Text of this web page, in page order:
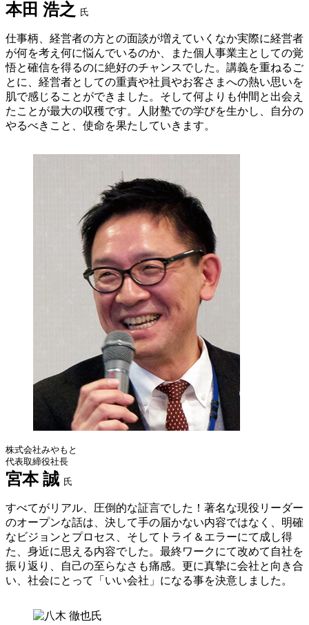
本田 浩之 氏
仕事柄、経営者の方との面談が増えていくなか実際に経営者
が何を考え何に悩んでいるのか、また個人事業主としての覚
悟と確信を得るのに絶好のチャンスでした。講義を重ねるご
とに、経営者としての重責や社員やお客さまへの熱い思いを
肌で感じることができました。そして何よりも仲間と出会え
たことが最大の収穫です。人財塾での学びを生かし、自分の
やるべきこと、使命を果たしていきます。
株式会社みやもと
代表取締役社長
宮本 誠 氏
すべてがリアル、圧倒的な証言でした！著名な現役リーダー
のオープンな話は、決して手の届かない内容ではなく、明確
なビジョンとプロセス、そしてトライ＆エラーにて成し得
た、身近に思える内容でした。最終ワークにて改めて自社を
振り返り、自己の至らなさも痛感。更に真摯に会社と向き合
い、社会にとって「いい会社」になる事を決意しました。